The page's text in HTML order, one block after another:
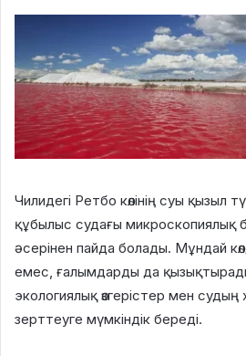
Чилидегі Ретбо көлінің суы қызыл
құбылыс судағы микроскопиялық
әсерінен пайда болады. Мұндай
емес, ғалымдарды да
экологиялық өзгерістер мен
зерттеуге мүмкіндік береді.